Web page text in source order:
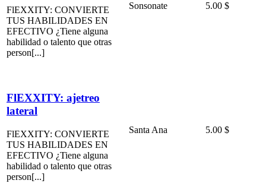
FlEXXITY: CONVIERTE
TUS HABILIDADES EN
EFECTIVO ¿Tiene alguna
habilidad o talento que otras
person[...]
Sonsonate 5.00 $
FlEXXITY: ajetreo
lateral
FlEXXITY: CONVIERTE
TUS HABILIDADES EN
EFECTIVO ¿Tiene alguna
habilidad o talento que otras
person[...]
Santa Ana 5.00 $